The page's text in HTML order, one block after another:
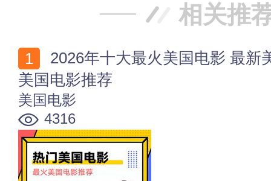
相关推
美国电影推荐
美国电影
4316